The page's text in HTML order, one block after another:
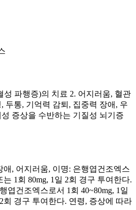
성 파행증)의 치료 2. 어지러움, 혈관
두통, 기억력 감퇴, 집중력 장애, 우
증상을 수반하는 기질성 뇌기증
애, 어지러움, 이명: 은행엽건조엑스
는 1회 80mg, 1일 2회 경구 투여한다.
엽건조엑스로서 1회 40~80mg, 1일
회 경구 투여한다. 연령, 증상에 따라